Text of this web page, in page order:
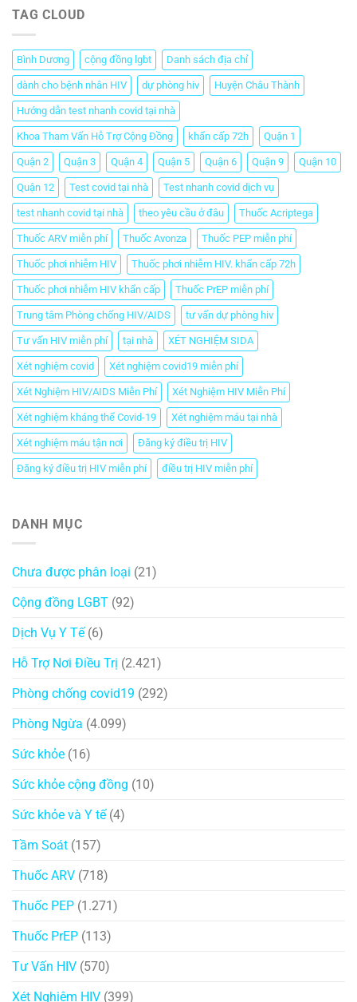
TAG CLOUD
Bình Dương cộng đồng lgbt Danh sách địa chỉ
dành cho bệnh nhân HIV dự phòng hiv Huyện Châu Thành
Hướng dẫn test nhanh covid tại nhà
Khoa Tham Vấn Hỗ Trợ Cộng Đồng khẩn cấp 72h Quận 1
Quận 2 Quận 3 Quận 4 Quận 5 Quận 6 Quận 9 Quận 10
Quận 12 Test covid tại nhà Test nhanh covid dịch vụ
test nhanh covid tại nhà theo yêu cầu ở đâu Thuốc Acriptega
Thuốc ARV miễn phí Thuốc Avonza Thuốc PEP miễn phí
Thuốc phơi nhiễm HIV Thuốc phơi nhiễm HIV. khẩn cấp 72h
Thuốc phơi nhiễm HIV khẩn cấp Thuốc PrEP miễn phí
Trung tâm Phòng chống HIV/AIDS tư vấn dự phòng hiv
Tư vấn HIV miễn phí tại nhà XÉT NGHIỆM SIDA
Xét nghiệm covid Xét nghiệm covid19 miễn phí
Xét Nghiệm HIV/AIDS Miễn Phí Xét Nghiệm HIV Miễn Phí
Xét nghiệm kháng thể Covid-19 Xét nghiệm máu tại nhà
Xét nghiệm máu tận nơi Đăng ký điều trị HIV
Đăng ký điều trị HIV miễn phí điều trị HIV miễn phí
DANH MỤC
Chưa được phân loại (21)
Cộng đồng LGBT (92)
Dịch Vụ Y Tế(6)
Hỗ Trợ Nơi Điều Trị (2.421)
Phòng chống covid19 (292)
Phòng Ngừa (4.099)
Sức khỏe (16)
Sức khỏe cộng đồng (10)
Sức khỏe và Y tế(4)
Tầm Soát (157)
Thuốc ARV (718)
Thuốc PEP (1.271)
Thuốc PrEP (113)
Tư Vấn HIV (570)
Xét Nghiệm HIV (399)